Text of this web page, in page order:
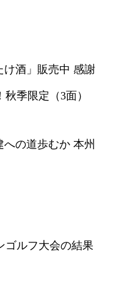
け酒」販売中 感謝
季限定（3面）
の道歩むか 本州
ルフ大会の結果